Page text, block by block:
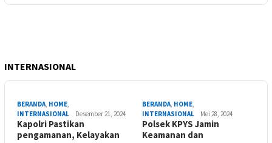
INTERNASIONAL
BERANDA, HOME,
INTERNASIONAL
Desember 21, 2024
Kapolri Pastikan
pengamanan, Kelayakan
BERANDA, HOME,
INTERNASIONAL
Mei 28, 2024
Polsek KPYS Jamin
Keamanan dan